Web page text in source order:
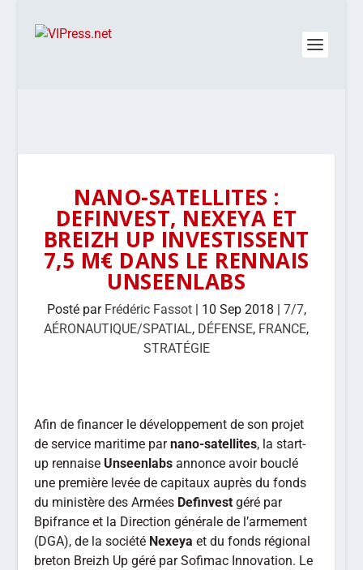
NANO-SATELLITES :
DEFINVEST, NEXEYA ET
BREIZH UP INVESTISSENT
7,5 M€ DANS LE RENNAIS
UNSEENLABS
Posté par Frédéric Fassot| 10 Sep 2018 | 7/7,
AÉRONAUTIQUE/SPATIAL, DÉFENSE, FRANCE,
STRATÉGIE
Afin de financer le développement de son projet
de service maritime parnano-satellites, la start-
up rennaise Unseenlabsannonce avoir bouclé
une première levée de capitaux auprès du fonds
du ministère des Armées Definvestgéré par
Bpifrance et la Direction générale de l’armement
(DGA), de la société Nexeyaet du fonds régional
breton Breizh Up géré par Sofimac Innovation. Le